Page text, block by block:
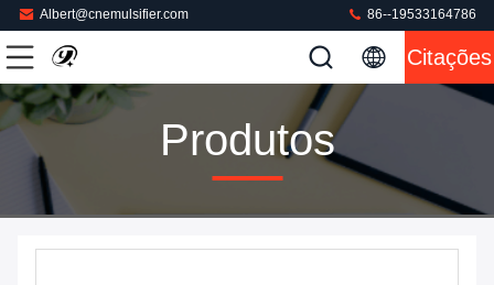
Albert@cnemulsifier.com 86--19533164786
Citações
Produtos